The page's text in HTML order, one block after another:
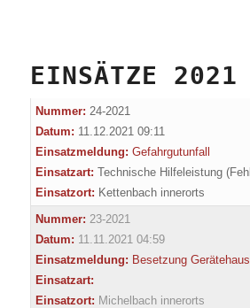
EINSÄTZE 2021
Nummer: 24-2021
Datum: 11.12.2021 09:11
Einsatzmeldung: Gefahrgutunfall
Einsatzart: Technische Hilfeleistung
Einsatzort: Kettenbach innerorts
Nummer: 23-2021
Datum: 11.11.2021 04:59
Einsatzmeldung: Besetzung
Einsatzart:
Einsatzort: Michelbach innerorts